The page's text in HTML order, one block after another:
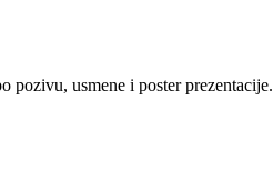
pozivu, usmene i poster prezentacije.